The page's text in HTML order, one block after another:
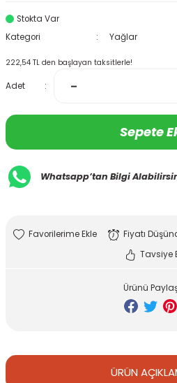
Stokta Var
Kategori
Yağlar
222,54 TL den başlayan taksitlerle!
Adet
Sepete
Whatsapp’tan Bilgi
Fiyatı
Tavsiye
Ürünü
ÜRÜN